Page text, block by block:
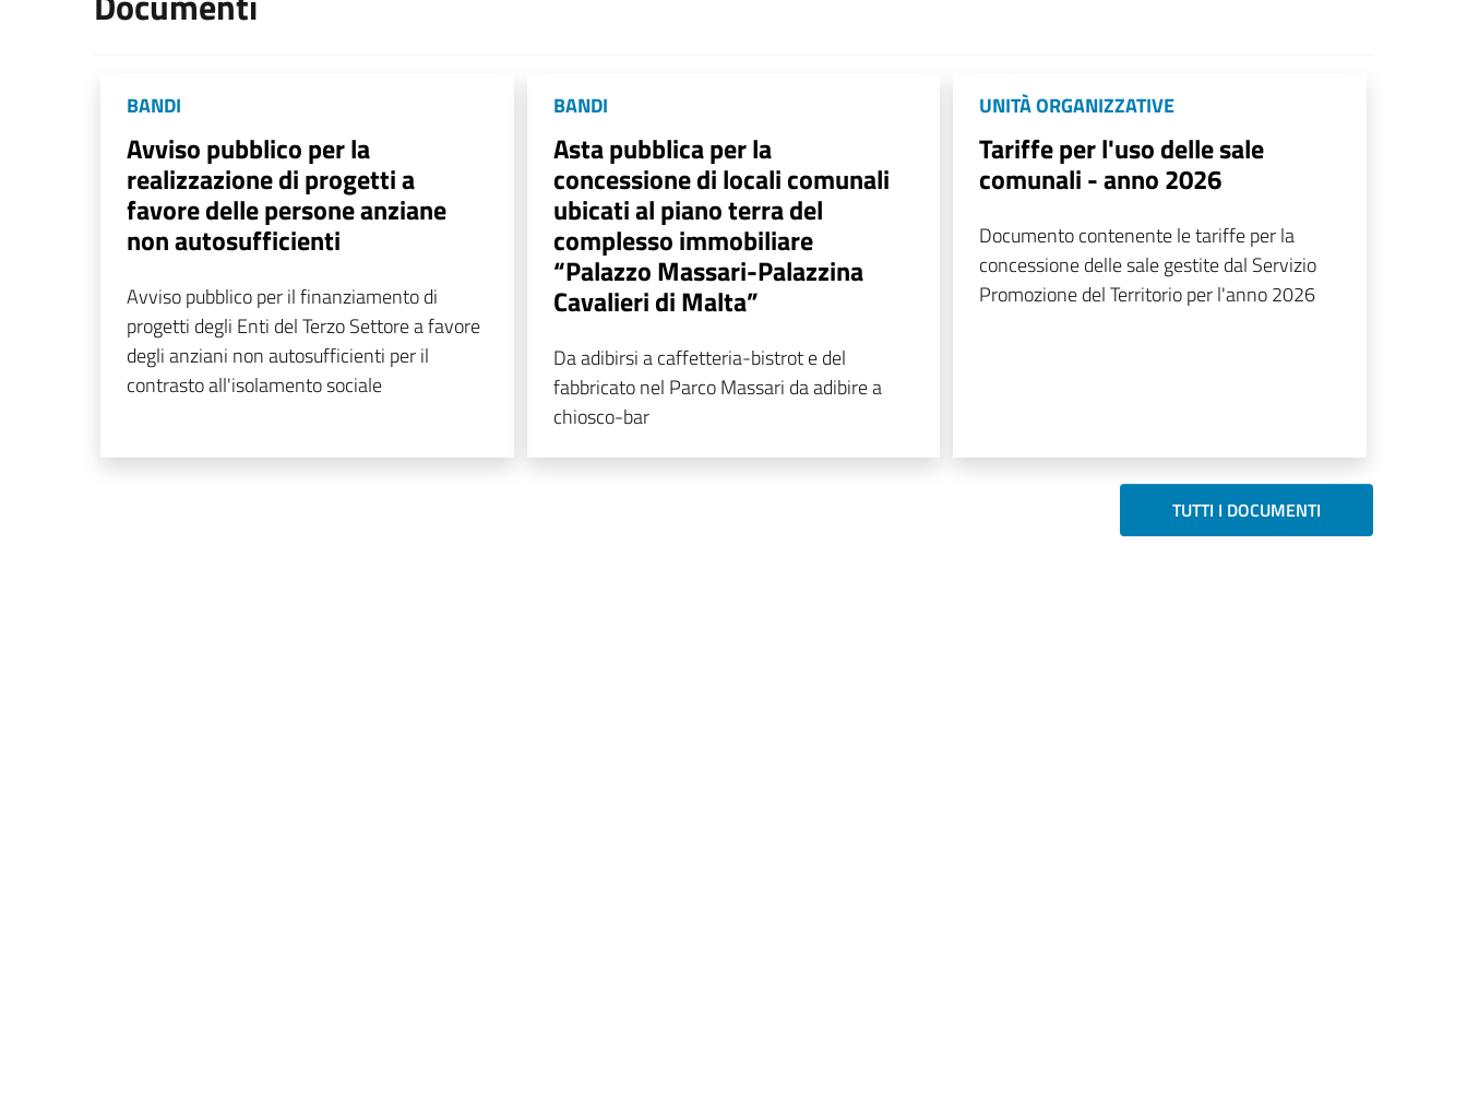
BANDI
Avviso pubblico per la
realizzazione di progetti a
favore delle persone anziane
non autosufficienti
Avviso pubblico per il finanziamento di
progetti degli Enti del Terzo Settore a favore
degli anziani non autosufficienti per il
contrasto all'isolamento sociale
BANDI
Asta pubblica per la
concessione di locali comunali
ubicati al piano terra del
complesso immobiliare
“Palazzo Massari-Palazzina
Cavalieri di Malta”
Da adibirsi a caffetteria-bistrot e del
fabbricato nel Parco Massari da adibire a
chiosco-bar
UNITÀ ORGANIZZATIVE
Tariffe per l'uso delle sale
comunali - anno 2026
Documento contenente le tariffe per la
concessione delle sale gestite dal Servizio
Promozione del Territorio per l'anno 2026
TUTTI I DOCUMENTI